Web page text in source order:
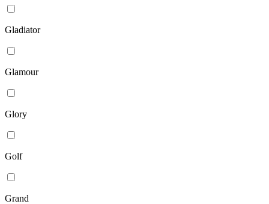
Gladiator
Glamour
Glory
Golf
Grand